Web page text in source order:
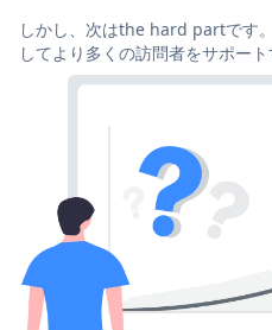
しかし、次はthe hard partです
してより多くの訪問者をサポー